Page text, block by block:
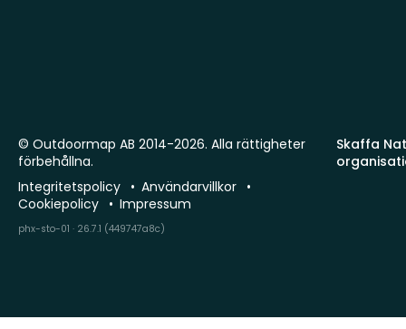
Skaffa
© Outdoormap AB 2014-2026. Alla rättigheter
förbehållna.
Integritetspolicy
Användarvillkor
Cookiepolicy
Impressum
phx-sto-01 · 26.7.1 (449747a8c)